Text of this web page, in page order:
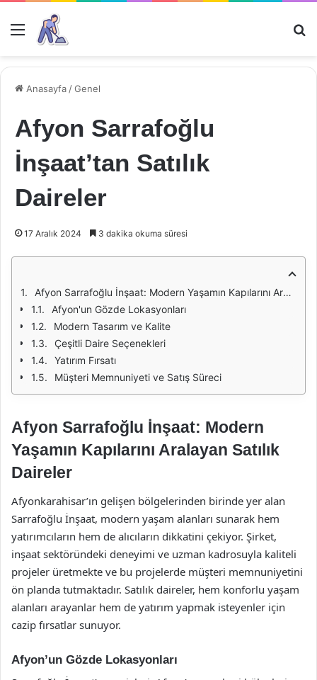
Menü
Anasayfa /Genel
Afyon Sarrafoğlu
İnşaat’tan Satılık
Daireler
17 Aralık 2024 3 dakika okuma süresi
Afyon Sarrafoğlu İnşaat: Modern Yaşamın Kapılarını Aralayan Satılık Daireler
Afyon'un Gözde Lokasyonları
Modern Tasarım ve Kalite
Çeşitli Daire Seçenekleri
Yatırım Fırsatı
Müşteri Memnuniyeti ve Satış Süreci
Afyon Sarrafoğlu İnşaat: Modern
Yaşamın Kapılarını Aralayan Satılık
Daireler
Afyonkarahisar’ın gelişen bölgelerinden birinde yer alan
Sarrafoğlu İnşaat, modern yaşam alanları sunarak hem
yatırımcıların hem de alıcıların dikkatini çekiyor. Şirket,
inşaat sektöründeki deneyimi ve uzman kadrosuyla kaliteli
projeler üretmekte ve bu projelerde müşteri memnuniyetini
ön planda tutmaktadır. Satılık daireler, hem konforlu yaşam
alanları arayanlar hem de yatırım yapmak isteyenler için
cazip fırsatlar sunuyor.
Afyon’un Gözde Lokasyonları